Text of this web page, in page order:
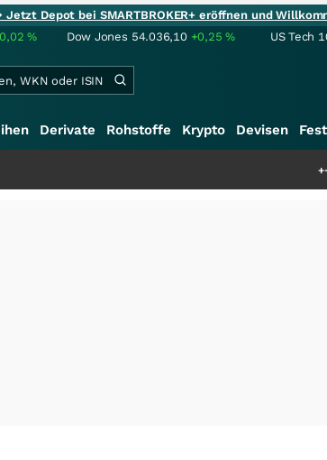
Jetzt Depot bei SMARTBROKER+ eröffnen und
% Dow Jones 54.036,10 +0,25% US Tech
Derivate Rohstoffe Krypto Devisen
Saga